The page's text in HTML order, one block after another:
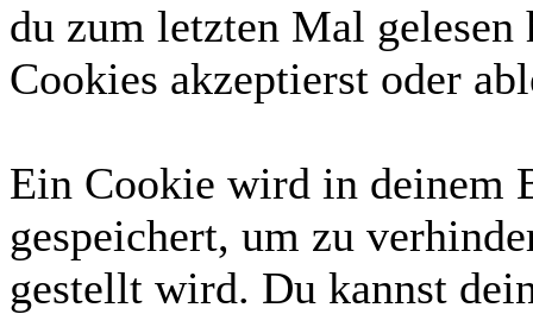
du zum letzten Mal gelesen
Cookies akzeptierst oder
Ein Cookie wird in deinem
gespeichert, um zu
gestellt wird. Du kannst